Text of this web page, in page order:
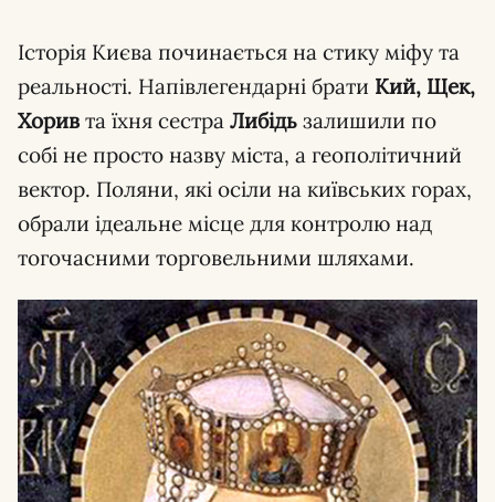
Історія Києва починається на стику міфу та
реальності. Напівлегендарні брати Кий, Щек,
Хорив та їхня сестра Либідь залишили по
собі не просто назву міста, а геополітичний
вектор. Поляни, які осіли на київських горах,
обрали ідеальне місце для контролю над
тогочасними торговельними шляхами.